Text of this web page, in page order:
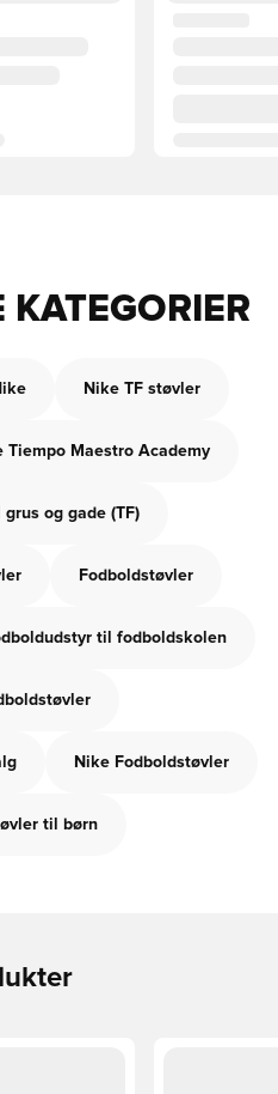
KATEGORIER
Nike TF støvler
Tiempo Maestro Academy
og gade (TF)
Fodboldstøvler
til fodboldskolen
Nike Fodboldstøvler
til børn